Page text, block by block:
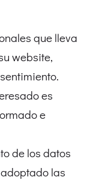
que lleva
website,
es
e
de los datos
las